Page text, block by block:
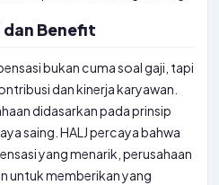
dan Benefit
bukan cuma soal gaji, tapi
dan kinerja karyawan.
didasarkan pada prinsip
saing. HALJ percaya bahwa
yang menarik, perusahaan
untuk memberikan yang